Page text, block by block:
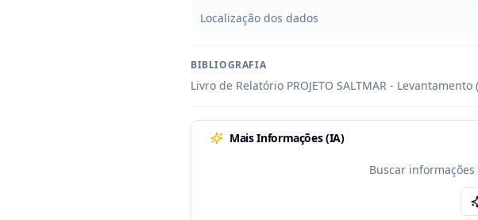
Localização dos dados
BIBLIOGRAFIA
Livro de Relatório PROJETO SALTMAR - Levantamento
Mais Informações (IA)
Buscar